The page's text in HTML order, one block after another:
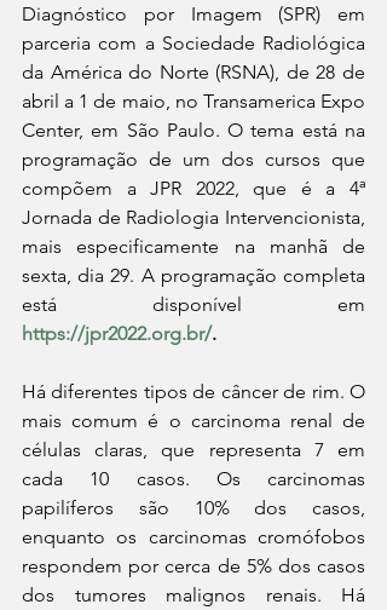
Diagnóstico por Imagem (SPR) em
parceria com a Sociedade Radiológica
da América do Norte (RSNA), de 28 de
abril a 1 de maio, no Transamerica Expo
Center, em São Paulo. O tema está na
programação de um dos cursos que
compõem a JPR 2022, que é a 4ª
Jornada de Radiologia Intervencionista,
mais especificamente na manhã de
sexta, dia 29. A programação completa
https://jpr2022.org.br/.
Há diferentes tipos de câncer de rim. O
mais comum é o carcinoma renal de
células claras, que representa 7 em
cada 10 casos. Os carcinomas
papilíferos são 10% dos casos,
enquanto os carcinomas cromófobos
respondem por cerca de 5% dos casos
dos tumores malignos renais. Há